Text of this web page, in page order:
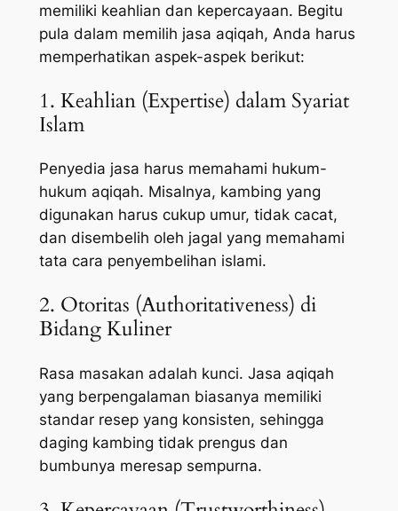
memiliki keahlian dan kepercayaan. Begitu
pula dalam memilih jasa aqiqah, Anda harus
memperhatikan aspek-aspek berikut:
1. Keahlian (Expertise) dalam Syariat
Islam
Penyedia jasa harus memahami hukum-
hukum aqiqah. Misalnya, kambing yang
digunakan harus cukup umur, tidak cacat,
dan disembelih oleh jagal yang memahami
tata cara penyembelihan islami.
2. Otoritas (Authoritativeness) di
Bidang Kuliner
Rasa masakan adalah kunci. Jasa aqiqah
yang berpengalaman biasanya memiliki
standar resep yang konsisten, sehingga
daging kambing tidak prengus dan
bumbunya meresap sempurna.